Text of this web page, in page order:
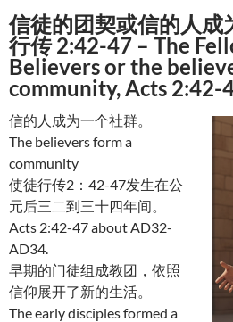
信徒的团契或信的人成
行传 2:42-47 – The
Believers or the
community, Acts 2:42-
信的人成为一个社群。
The believers form a
community
使徒行传2：42-47发生在公
元后三二到三十四年间。
Acts 2:42-47 about AD32-
AD34.
早期的门徒组成教团，依照
信仰展开了新的生活。
The early disciples formed a